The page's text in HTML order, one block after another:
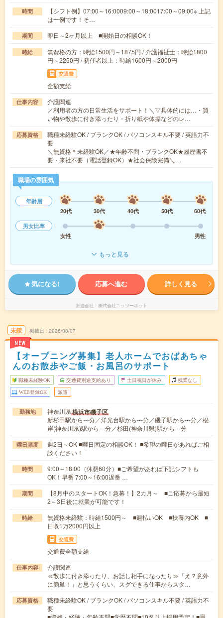
時間
【シフト例】07:00～16:0009:00～18:0017:00～09:00※ 上記
は一例です！そ…
期間 即日～2ヶ月以上 ■開始日の相談OK！
時給
無資格の方：時給1500円～1875円 / 介護福祉士：時給1800
円～2250円 / 初任者以上：時給1600円～2000円
交通費
全額支給
仕事内容
介護関連
／利用者の方の日常生活をサポート！＼▽具体的には…・買
い物や散歩に付き添ったり・折り紙や体操などのレ…
応募資格
職種未経験OK / ブランクOK / パソコンスキル不要 / 英語力不
要
＼無資格＊未経験OK／★年齢不問・ブランクOK★履歴書不
要・来社不要（電話登録OK）★社会保険完備＼…
職場の雰囲気
年齢層
20代
30代 40代 50代
60代
男女比率
女性
男性
もっと見る
気になる! 応募へ進む 詳しく見る
派遣会社 株式会社ニッソーネット
未読
NEW
掲載日 2026/08/07
【オープニング募集】老人ホームでおばあちゃ
んのお散歩やご飯・お風呂のサポート
職種未経験OK 交通費別途支給あり 土日祝日が休み 残業なし
WEB登録OK 派遣
勤務地 神奈川県横浜市磯子区
新杉田駅から---分／洋光台駅から---分／磯子駅から---分／根
岸(神奈川県)駅から---分／杉田(神奈川県)駅から---分
曜日頻度
週2日～OK ■曜日固定の相談OK！ ■希望の曜日があればご相
談ください！
時間
9:00～18:00（休憩60分）■ご希望があれば下記シフトも
OK！早番 7:00～16:00遅番 …
期間
【8月中のスタートOK！急募！】2カ月～ ■ご応募から最短
2～3日後に就業が可能です！
時給
無資格未経験：時給1500円～ ■週払いOK ■扶養内OK ■
日収1万2000円以上
交通費
交通費全額支給
仕事内容
介護関連
≪散歩に付き添ったり、お話し相手になったり≫「え？意外
に簡単！」と思うくらい、スグできる仕事からスタ…
応募資格
職種未経験OK / ブランクOK / パソコンスキル不要 / 英語力不
要